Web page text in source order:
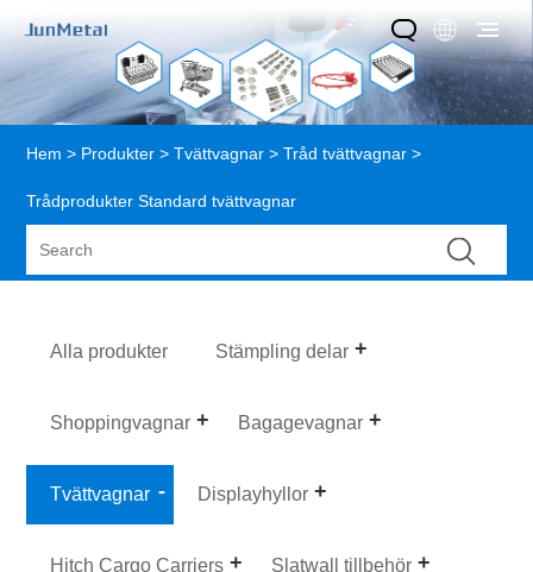
Hem > Produkter >Tvättvagnar >Tråd tvättvagnar >
Trådprodukter Standard tvättvagnar
Alla produkter Stämpling delar
Shoppingvagnar Bagagevagnar
Tvättvagnar Displayhyllor
Hitch Cargo Carriers Slatwall tillbehör